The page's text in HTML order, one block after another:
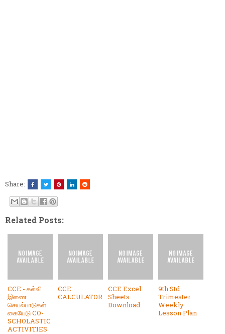
Share:
Related Posts:
CCE - கல்வி
இணை
செயல்பாடுகள்
கையேடு CO-
SCHOLASTIC
ACTIVITIES
CCE
CALCULATOR
CCE Excel
Sheets
Download:
9th Std
Trimester
Weekly
Lesson Plan